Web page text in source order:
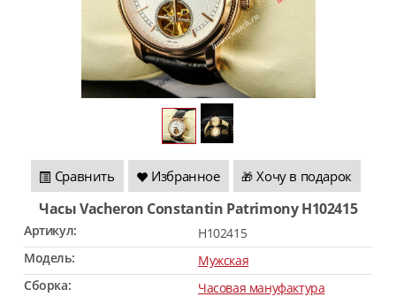
Сравнить Избранное 🎁 Хочу в подарок
Часы Vacheron Constantin Patrimony H102415
Артикул:
H102415
Модель:
Мужская
Сборка:
Часовая мануфактура